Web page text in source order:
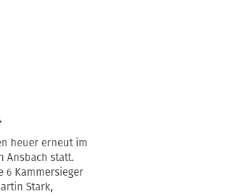
heuer erneut im
Ansbach statt.
6 Kammersieger
Stark,